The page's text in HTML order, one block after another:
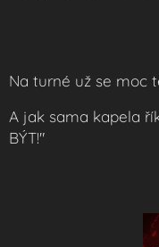
Na turné už se moc
A jak sama kapela
BÝT!"